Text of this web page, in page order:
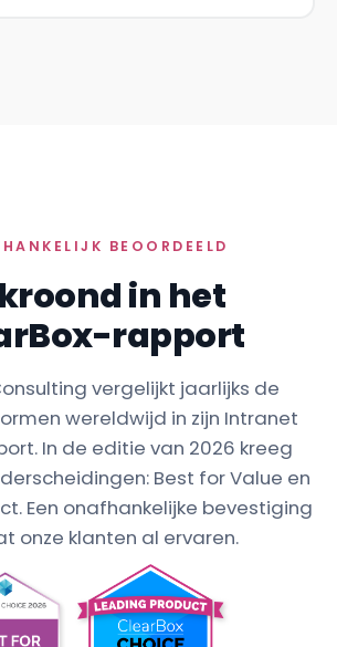
BEOORDEELD
in het
rapport
vergelijkt jaarlijks de
wereldwijd in zijn Intranet
In de editie van 2026 kreeg
Best for Value en
Een onafhankelijke bevestiging
onze klanten al ervaren.